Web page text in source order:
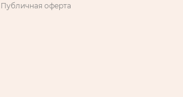
Публичная оферта